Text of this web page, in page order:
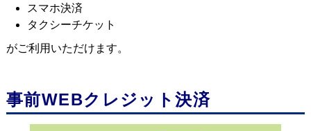
スマホ決済
タクシーチケット
がご利用いただけます。
事前WEBクレジット決済